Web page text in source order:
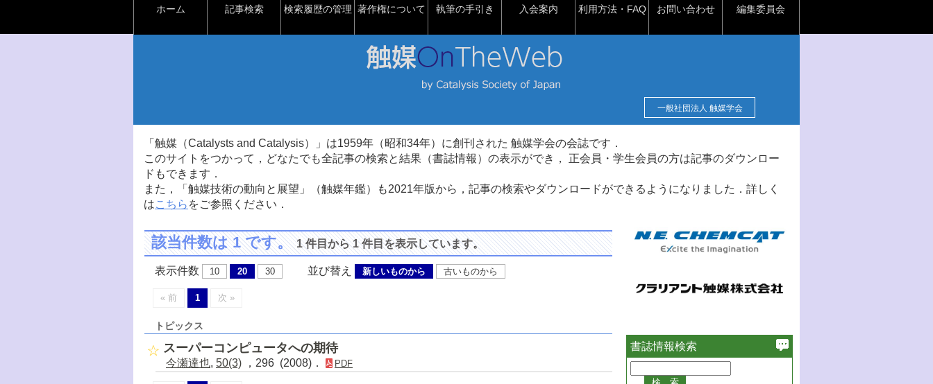
ホーム 記事検索 検索履歴の管理 著作権について 執筆の手引き 入会案内 利用方法・FAQ お問い合わせ 編集委員会
一般社団法人 触媒学会
「触媒（Catalysts and Catalysis）」は1959年（昭和34年）に創刊された 触媒学会の会誌です．
このサイトをつかって，どなたでも全記事の検索と結果（書誌情報）の表示ができ， 正会員・学生会員の方は記事のダウンロー
ドもできます．
また，「触媒技術の動向と展望」（触媒年鑑）も2021年版から，記事の検索やダウンロードができるようになりました．詳しく
はこちら をご参照ください．
該当件数は 1 です。1 件目から 1 件目を表示しています。
表示件数 10 20 30 並び替え 新しいものから 古いものから
« 前 1 次 »
トピックス
スーパーコンピュータへの期待
今瀬達也, 50(3) ，296 (2008)． PDF
書誌情報検索